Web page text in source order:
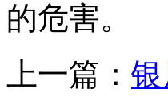
的危害。
上一篇：